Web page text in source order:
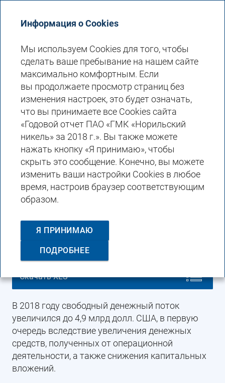
ОТЧЕТ О ДВИЖЕНИИ
ДЕНЕЖНЫХ СРЕДСТВ
Отчет о движении денежных средств
(млн долл. США)
Скачать XLS
Зависимость изменения оборотного
о движении денежных средств
США)
Скачать XLS
В 2018 году свободный денежный поток
увеличился до 4,9 млрд долл. США, в первую
очередь вследствие увеличения денежных
средств, полученных от операционной
деятельности, а также снижения капитальных
вложений.
Информация о Cookies
Мы используем Cookies для того, чтобы
сделать ваше пребывание на нашем сайте
максимально комфортным. Если
вы продолжаете просмотр страниц без
изменения настроек, это будет означать,
что вы принимаете все Cookies сайта
«Годовой отчет ПАО «ГМК «Норильский
никель» за 2018 г.». Вы также можете
нажать кнопку «Я принимаю», чтобы
скрыть это сообщение. Конечно, вы можете
изменить ваши настройки Cookies в любое
время, настроив браузер соответствующим
образом.
Я ПРИНИМАЮ
ПОДРОБНЕЕ